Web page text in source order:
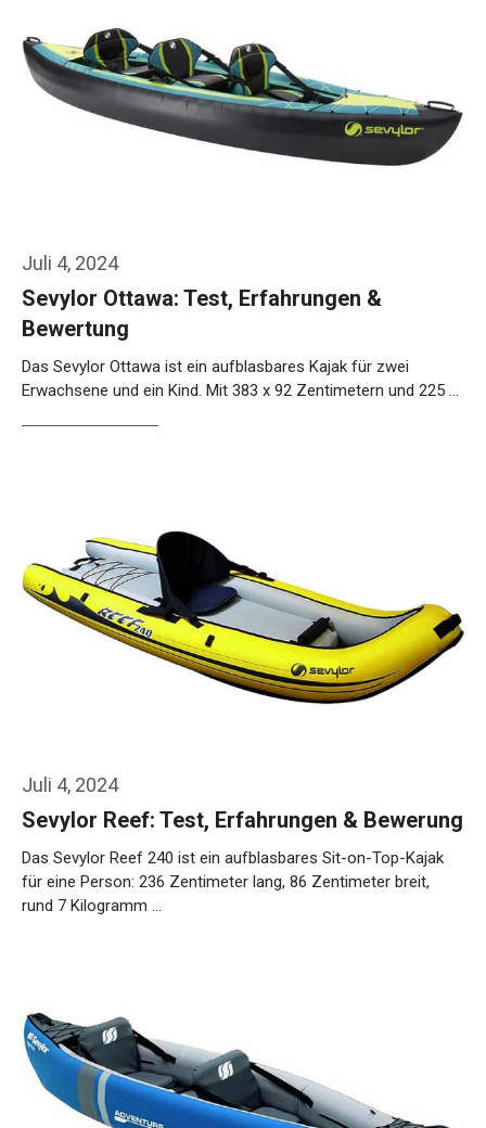
Juli 4, 2024
Sevylor Ottawa: Test, Erfahrungen &
Bewertung
Das Sevylor Ottawa ist ein aufblasbares Kajak für zwei
Erwachsene und ein Kind. Mit 383 x 92 Zentimetern und 225 …
Juli 4, 2024
Sevylor Reef: Test, Erfahrungen & Bewerung
Das Sevylor Reef 240 ist ein aufblasbares Sit-on-Top-Kajak
für eine Person: 236 Zentimeter lang, 86 Zentimeter breit,
rund 7 Kilogramm …